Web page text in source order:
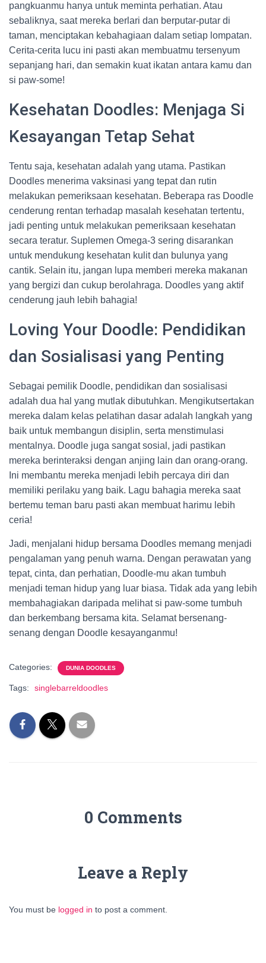
pangkuanmu hanya untuk meminta perhatian. Atau
sebaliknya, saat mereka berlari dan berputar-putar di
taman, menciptakan kebahagiaan dalam setiap lompatan.
Cerita-cerita lucu ini pasti akan membuatmu tersenyum
sepanjang hari, dan semakin kuat ikatan antara kamu dan
si paw-some!
Kesehatan Doodles: Menjaga Si
Kesayangan Tetap Sehat
Tentu saja, kesehatan adalah yang utama. Pastikan
Doodles menerima vaksinasi yang tepat dan rutin
melakukan pemeriksaan kesehatan. Beberapa ras Doodle
cenderung rentan terhadap masalah kesehatan tertentu,
jadi penting untuk melakukan pemeriksaan kesehatan
secara teratur. Suplemen Omega-3 sering disarankan
untuk mendukung kesehatan kulit dan bulunya yang
cantik. Selain itu, jangan lupa memberi mereka makanan
yang bergizi dan cukup berolahraga. Doodles yang aktif
cenderung jauh lebih bahagia!
Loving Your Doodle: Pendidikan
dan Sosialisasi yang Penting
Sebagai pemilik Doodle, pendidikan dan sosialisasi
adalah dua hal yang mutlak dibutuhkan. Mengikutsertakan
mereka dalam kelas pelatihan dasar adalah langkah yang
baik untuk membangun disiplin, serta menstimulasi
mentalnya. Doodle juga sangat sosial, jadi pastikan
mereka berinteraksi dengan anjing lain dan orang-orang.
Ini membantu mereka menjadi lebih percaya diri dan
memiliki perilaku yang baik. Lagu bahagia mereka saat
bertemu teman baru pasti akan membuat harimu lebih
ceria!
Jadi, menjalani hidup bersama Doodles memang menjadi
pengalaman yang penuh warna. Dengan perawatan yang
tepat, cinta, dan perhatian, Doodle-mu akan tumbuh
menjadi teman hidup yang luar biasa. Tidak ada yang lebih
membahagiakan daripada melihat si paw-some tumbuh
dan berkembang bersama kita. Selamat bersenang-
senang dengan Doodle kesayanganmu!
Categories: DUNIA DOODLES
Tags: singlebarreldoodles
0 Comments
Leave a Reply
You must be logged in to post a comment.